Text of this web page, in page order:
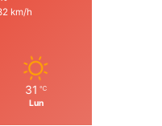
km/h
31 ℃
Lun